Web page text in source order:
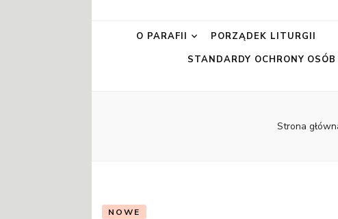
O PARAFII PORZĄDEK LITURGII
STANDARDY OCHRONY
Strona
NOWE